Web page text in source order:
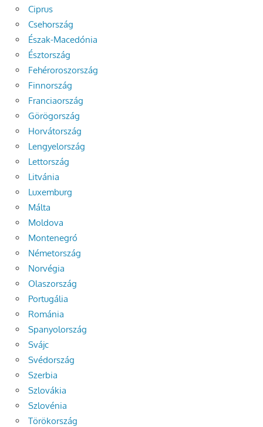
Ciprus
Csehország
Észak-Macedónia
Észtország
Fehéroroszország
Finnország
Franciaország
Görögország
Horvátország
Lengyelország
Lettország
Litvánia
Luxemburg
Málta
Moldova
Montenegró
Németország
Norvégia
Olaszország
Portugália
Románia
Spanyolország
Svájc
Svédország
Szerbia
Szlovákia
Szlovénia
Törökország